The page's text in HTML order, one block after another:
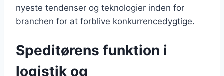
nyeste tendenser og teknologier inden for
branchen for at forblive konkurrencedygtige.
Speditørens funktion i
logistik og